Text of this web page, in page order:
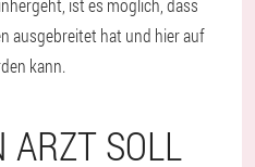
ist es möglich, dass
ausgebreitet hat und hier auf
kann.
ARZT SOLL